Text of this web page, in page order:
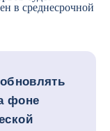
в среднесрочной
фоне